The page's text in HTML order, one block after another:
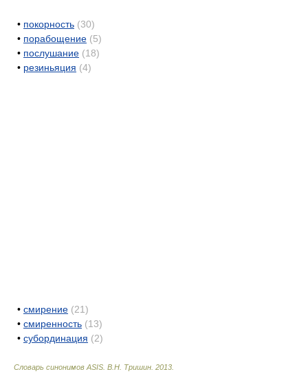
• покорность (30)
• порабощение (5)
• послушание (18)
• резиньяция (4)
• смирение (21)
• смиренность (13)
• субординация (2)
Словарь синонимов ASIS. В.Н. Тришин 2013